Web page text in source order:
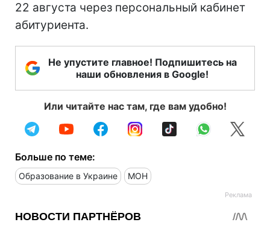
22 августа через персональный кабинет
абитуриента.
Не упустите главное! Подпишитесь на
наши обновления в Google!
Или читайте нас там, где вам удобно!
Больше по теме:
Образование в Украине МОН